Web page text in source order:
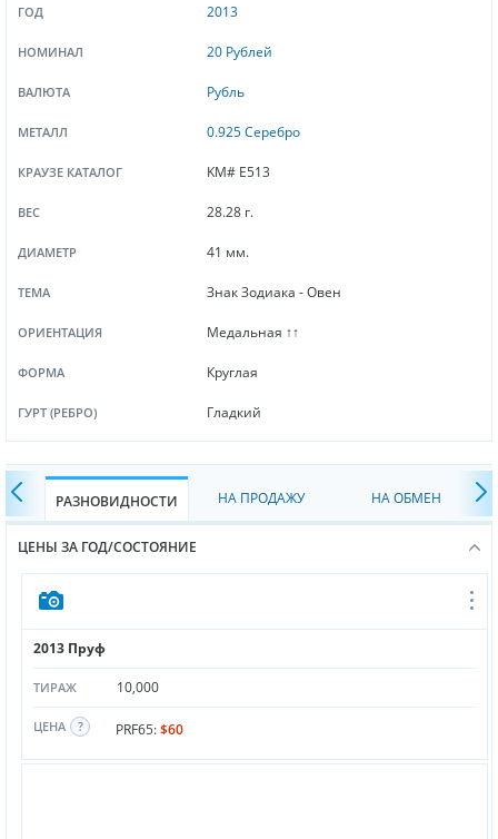
ГОД 2013
НОМИНАЛ 20 Рублей
ВАЛЮТА Рубль
МЕТАЛЛ 0.925 Серебро
КРАУЗЕ КАТАЛОГ KM# E513
ВЕС 28.28 г.
ДИАМЕТР 41 мм.
ТЕМА Знак Зодиака - Овен
ОРИЕНТАЦИЯ Медальная ↑↑
ФОРМА Круглая
ГУРТ (РЕБРО) Гладкий
РАЗНОВИДНОСТИ НА ПРОДАЖУ НА ОБМЕН
ЦЕНЫ ЗА ГОД/СОСТОЯНИЕ
2013 Пруф
ТИРАЖ 10,000
ЦЕНА PRF65:$60